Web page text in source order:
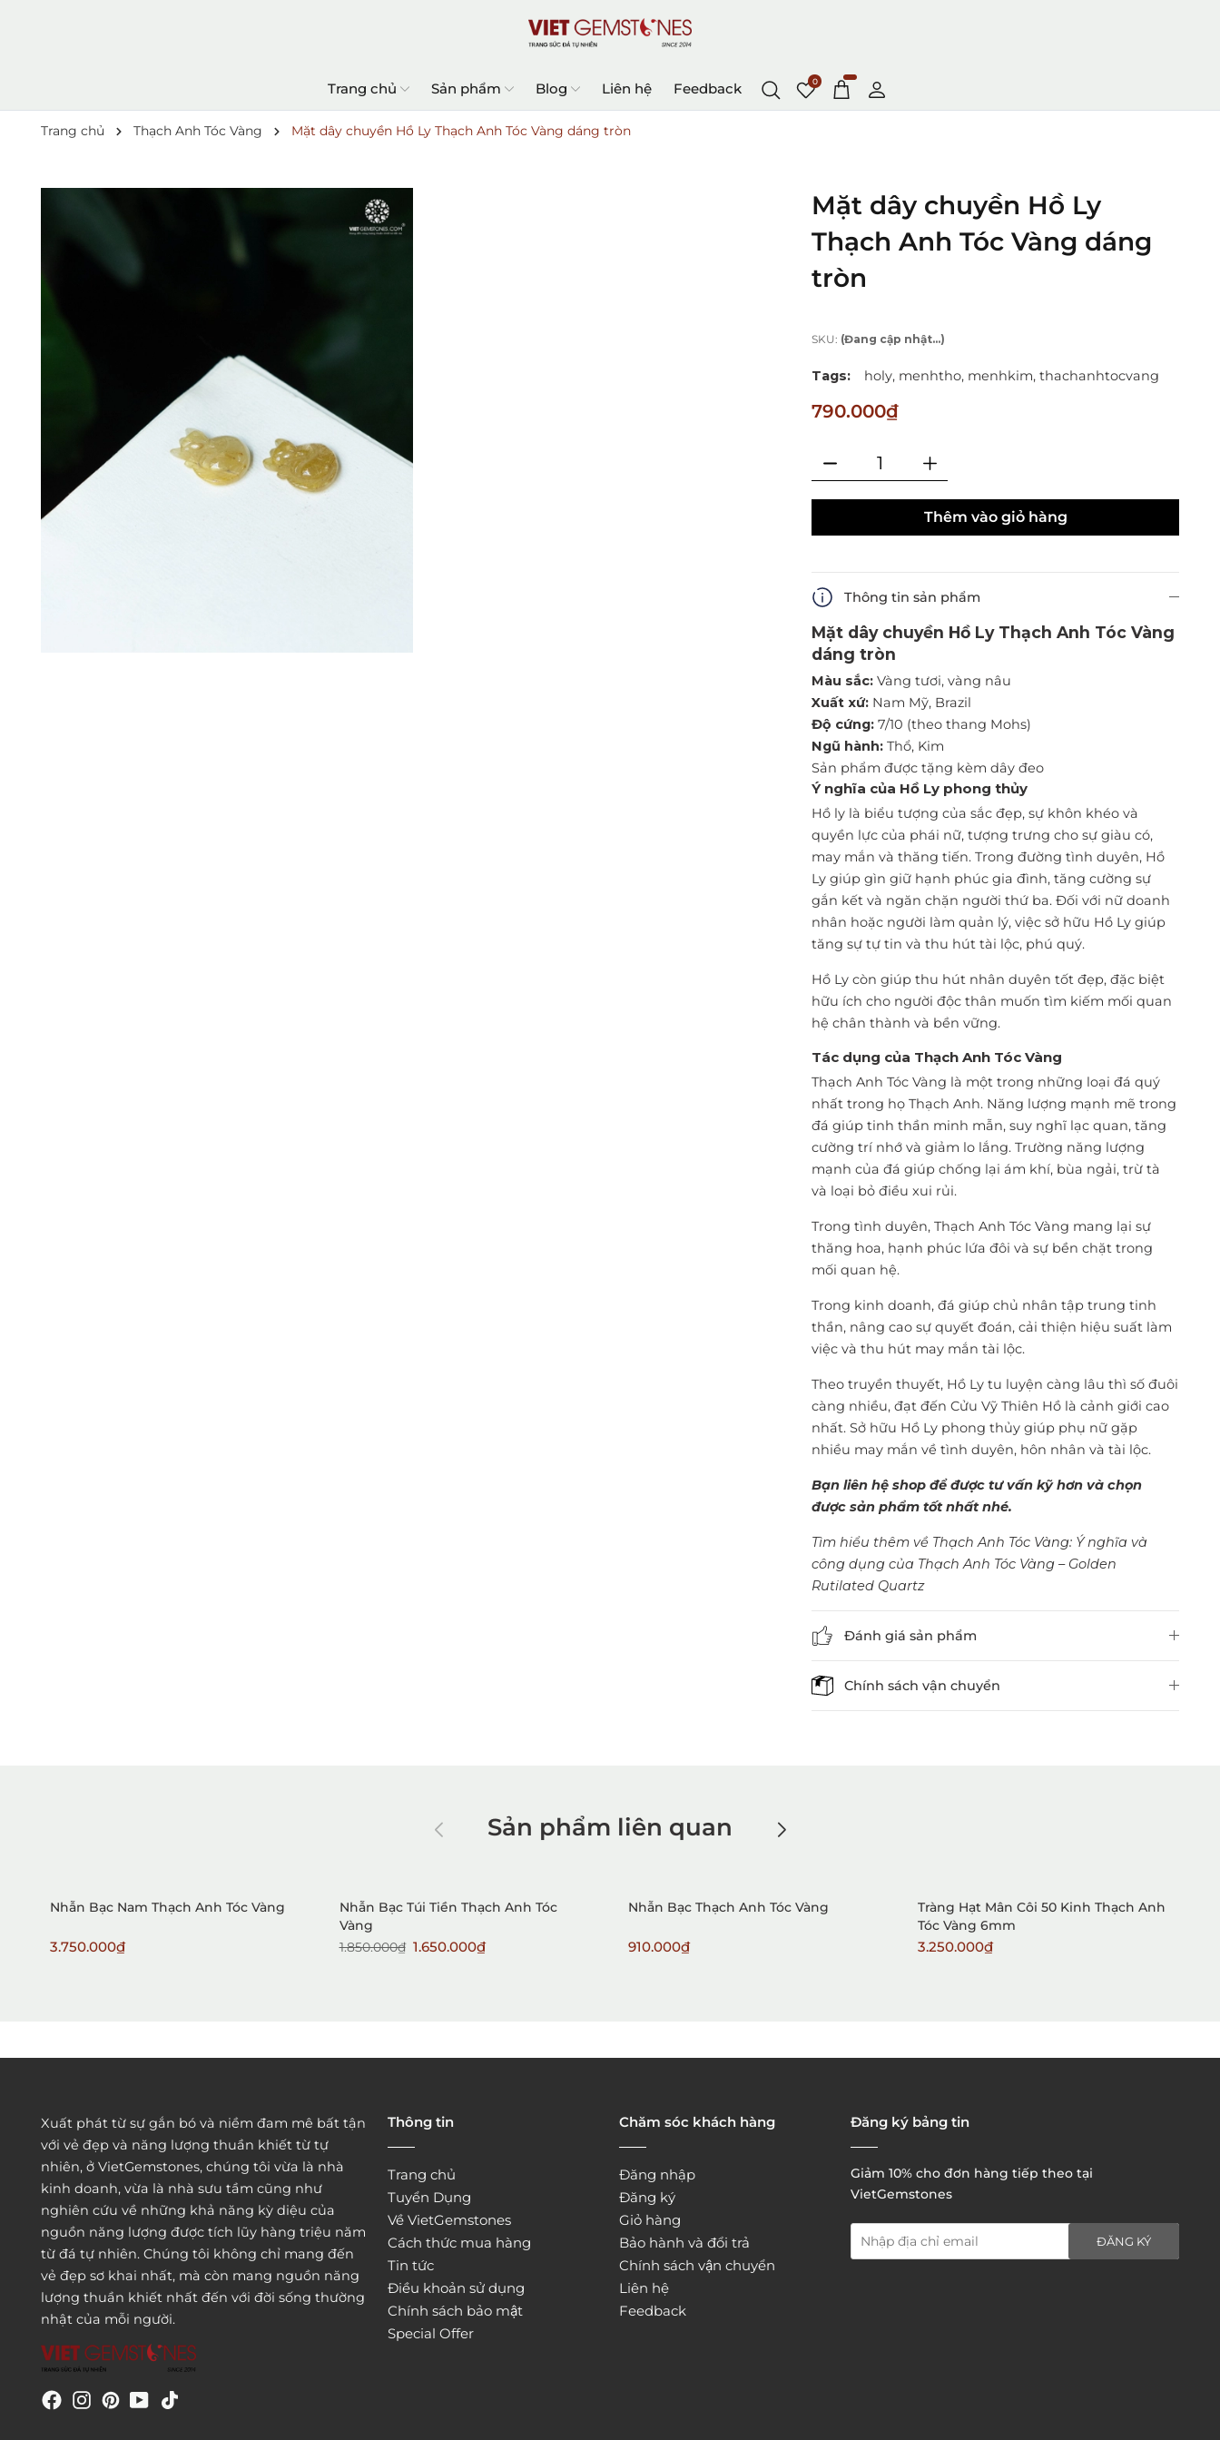
Trang chủ Sản phẩm Blog Liên hệ Feedback 0
Trang chủ Thạch Anh Tóc Vàng Mặt dây chuyền Hồ Ly Thạch Anh Tóc Vàng dáng tròn
Mặt dây chuyền Hồ Ly
Thạch Anh Tóc Vàng dáng
tròn
SKU: (Đang cập nhật...)
Tags: holy, menhtho, menhkim, thachanhtocvang
790.000₫
Thêm vào giỏ hàng
Thông tin sản phẩm
Mặt dây chuyền Hồ Ly Thạch Anh Tóc Vàng
dáng tròn
Màu sắc: Vàng tươi, vàng nâu
Xuất xứ: Nam Mỹ, Brazil
Độ cứng: 7/10 (theo thang Mohs)
Ngũ hành: Thổ, Kim
Sản phẩm được tặng kèm dây đeo
Ý nghĩa của Hồ Ly phong thủy
Hồ ly là biểu tượng của sắc đẹp, sự khôn khéo và
quyền lực của phái nữ, tượng trưng cho sự giàu có,
may mắn và thăng tiến. Trong đường tình duyên, Hồ
Ly giúp gìn giữ hạnh phúc gia đình, tăng cường sự
gắn kết và ngăn chặn người thứ ba. Đối với nữ doanh
nhân hoặc người làm quản lý, việc sở hữu Hồ Ly giúp
tăng sự tự tin và thu hút tài lộc, phú quý.
Hồ Ly còn giúp thu hút nhân duyên tốt đẹp, đặc biệt
hữu ích cho người độc thân muốn tìm kiếm mối quan
hệ chân thành và bền vững.
Tác dụng của Thạch Anh Tóc Vàng
Thạch Anh Tóc Vàng là một trong những loại đá quý
nhất trong họ Thạch Anh. Năng lượng mạnh mẽ trong
đá giúp tinh thần minh mẫn, suy nghĩ lạc quan, tăng
cường trí nhớ và giảm lo lắng. Trường năng lượng
mạnh của đá giúp chống lại ám khí, bùa ngải, trừ tà
và loại bỏ điều xui rủi.
Trong tình duyên, Thạch Anh Tóc Vàng mang lại sự
thăng hoa, hạnh phúc lứa đôi và sự bền chặt trong
mối quan hệ.
Trong kinh doanh, đá giúp chủ nhân tập trung tinh
thần, nâng cao sự quyết đoán, cải thiện hiệu suất làm
việc và thu hút may mắn tài lộc.
Theo truyền thuyết, Hồ Ly tu luyện càng lâu thì số đuôi
càng nhiều, đạt đến Cửu Vỹ Thiên Hồ là cảnh giới cao
nhất. Sở hữu Hồ Ly phong thủy giúp phụ nữ gặp
nhiều may mắn về tình duyên, hôn nhân và tài lộc.
Bạn liên hệ shop để được tư vấn kỹ hơn và chọn
được sản phẩm tốt nhất nhé.
Tìm hiểu thêm về Thạch Anh Tóc Vàng: Ý nghĩa và
công dụng của Thạch Anh Tóc Vàng – Golden
Rutilated Quartz
Đánh giá sản phẩm
Chính sách vận chuyển
chúng tôi:
Sản phẩm liên quan
Nhẫn Bạc Nam Thạch Anh Tóc Vàng
3.750.000₫
Nhẫn Bạc Túi Tiền Thạch Anh Tóc
Vàng
1.850.000₫ 1.650.000₫
Nhẫn Bạc Thạch Anh Tóc Vàng
910.000₫
Tràng Hạt Mân Côi 50 Kinh Thạch Anh
Tóc Vàng 6mm
3.250.000₫
Xuất phát từ sự gắn bó và niềm đam mê bất tận
với vẻ đẹp và năng lượng thuần khiết từ tự
nhiên, ở VietGemstones, chúng tôi vừa là nhà
kinh doanh, vừa là nhà sưu tầm cũng như
nghiên cứu về những khả năng kỳ diệu của
nguồn năng lượng được tích lũy hàng triệu năm
từ đá tự nhiên. Chúng tôi không chỉ mang đến
vẻ đẹp sơ khai nhất, mà còn mang nguồn năng
lượng thuần khiết nhất đến với đời sống thường
nhật của mỗi người.
Thông tin
Trang chủ
Tuyển Dụng
Về VietGemstones
Cách thức mua hàng
Tin tức
Điều khoản sử dụng
Chính sách bảo mật
Special Offer
Chăm sóc khách hàng
Đăng nhập
Đăng ký
Giỏ hàng
Bảo hành và đổi trả
Chính sách vận chuyển
Liên hệ
Feedback
Đăng ký bảng tin
Giảm 10% cho đơn hàng tiếp theo tại
VietGemstones
ĐĂNG KÝ